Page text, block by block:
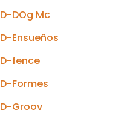
D-DOg Mc
D-Ensueños
D-fence
D-Formes
D-Groov